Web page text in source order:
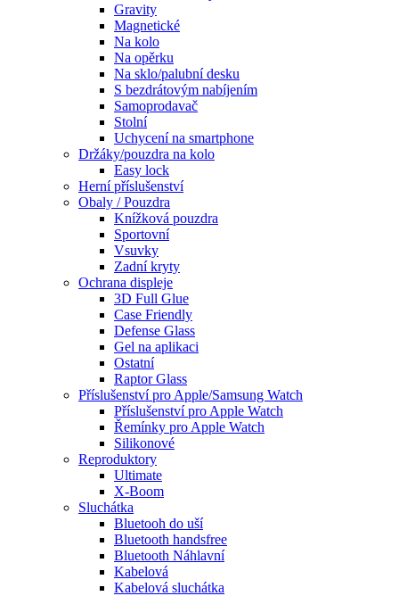
Gravity
Magnetické
Na kolo
Na opěrku
Na sklo/palubní desku
S bezdrátovým nabíjením
Samoprodavač
Stolní
Uchycení na smartphone
Držáky/pouzdra na kolo
Easy lock
Herní příslušenství
Obaly / Pouzdra
Knížková pouzdra
Sportovní
Vsuvky
Zadní kryty
Ochrana displeje
3D Full Glue
Case Friendly
Defense Glass
Gel na aplikaci
Ostatní
Raptor Glass
Příslušenství pro Apple/Samsung Watch
Příslušenství pro Apple Watch
Řemínky pro Apple Watch
Silikonové
Reproduktory
Ultimate
X-Boom
Sluchátka
Bluetooh do uší
Bluetooth handsfree
Bluetooth Náhlavní
Kabelová
Kabelová sluchátka